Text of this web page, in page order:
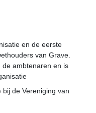
en de eerste
van Grave.
de ambtenaren en is
de Vereniging van